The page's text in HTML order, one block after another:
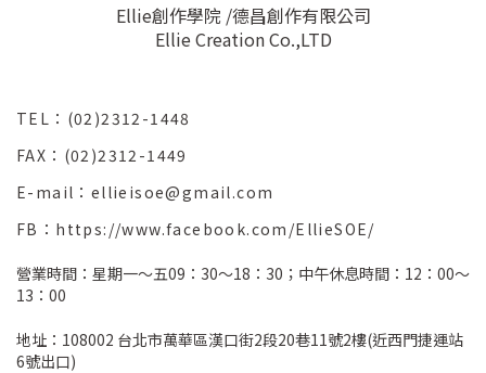
Ellie創作學院 /德昌創作有限公司
Ellie Creation Co.,LTD
TEL：(02)2312-1448
FAX：(02)2312-1449
E-mail：ellieisoe@gmail.com
FB：https://www.facebook.com/EllieSOE/
營業時間：星期一～五09：30～18：30；中午休息時間：12：00～
13：00
地址：108002 台北市萬華區漢口街2段20巷11號2樓(近西門捷運站
6號出口)